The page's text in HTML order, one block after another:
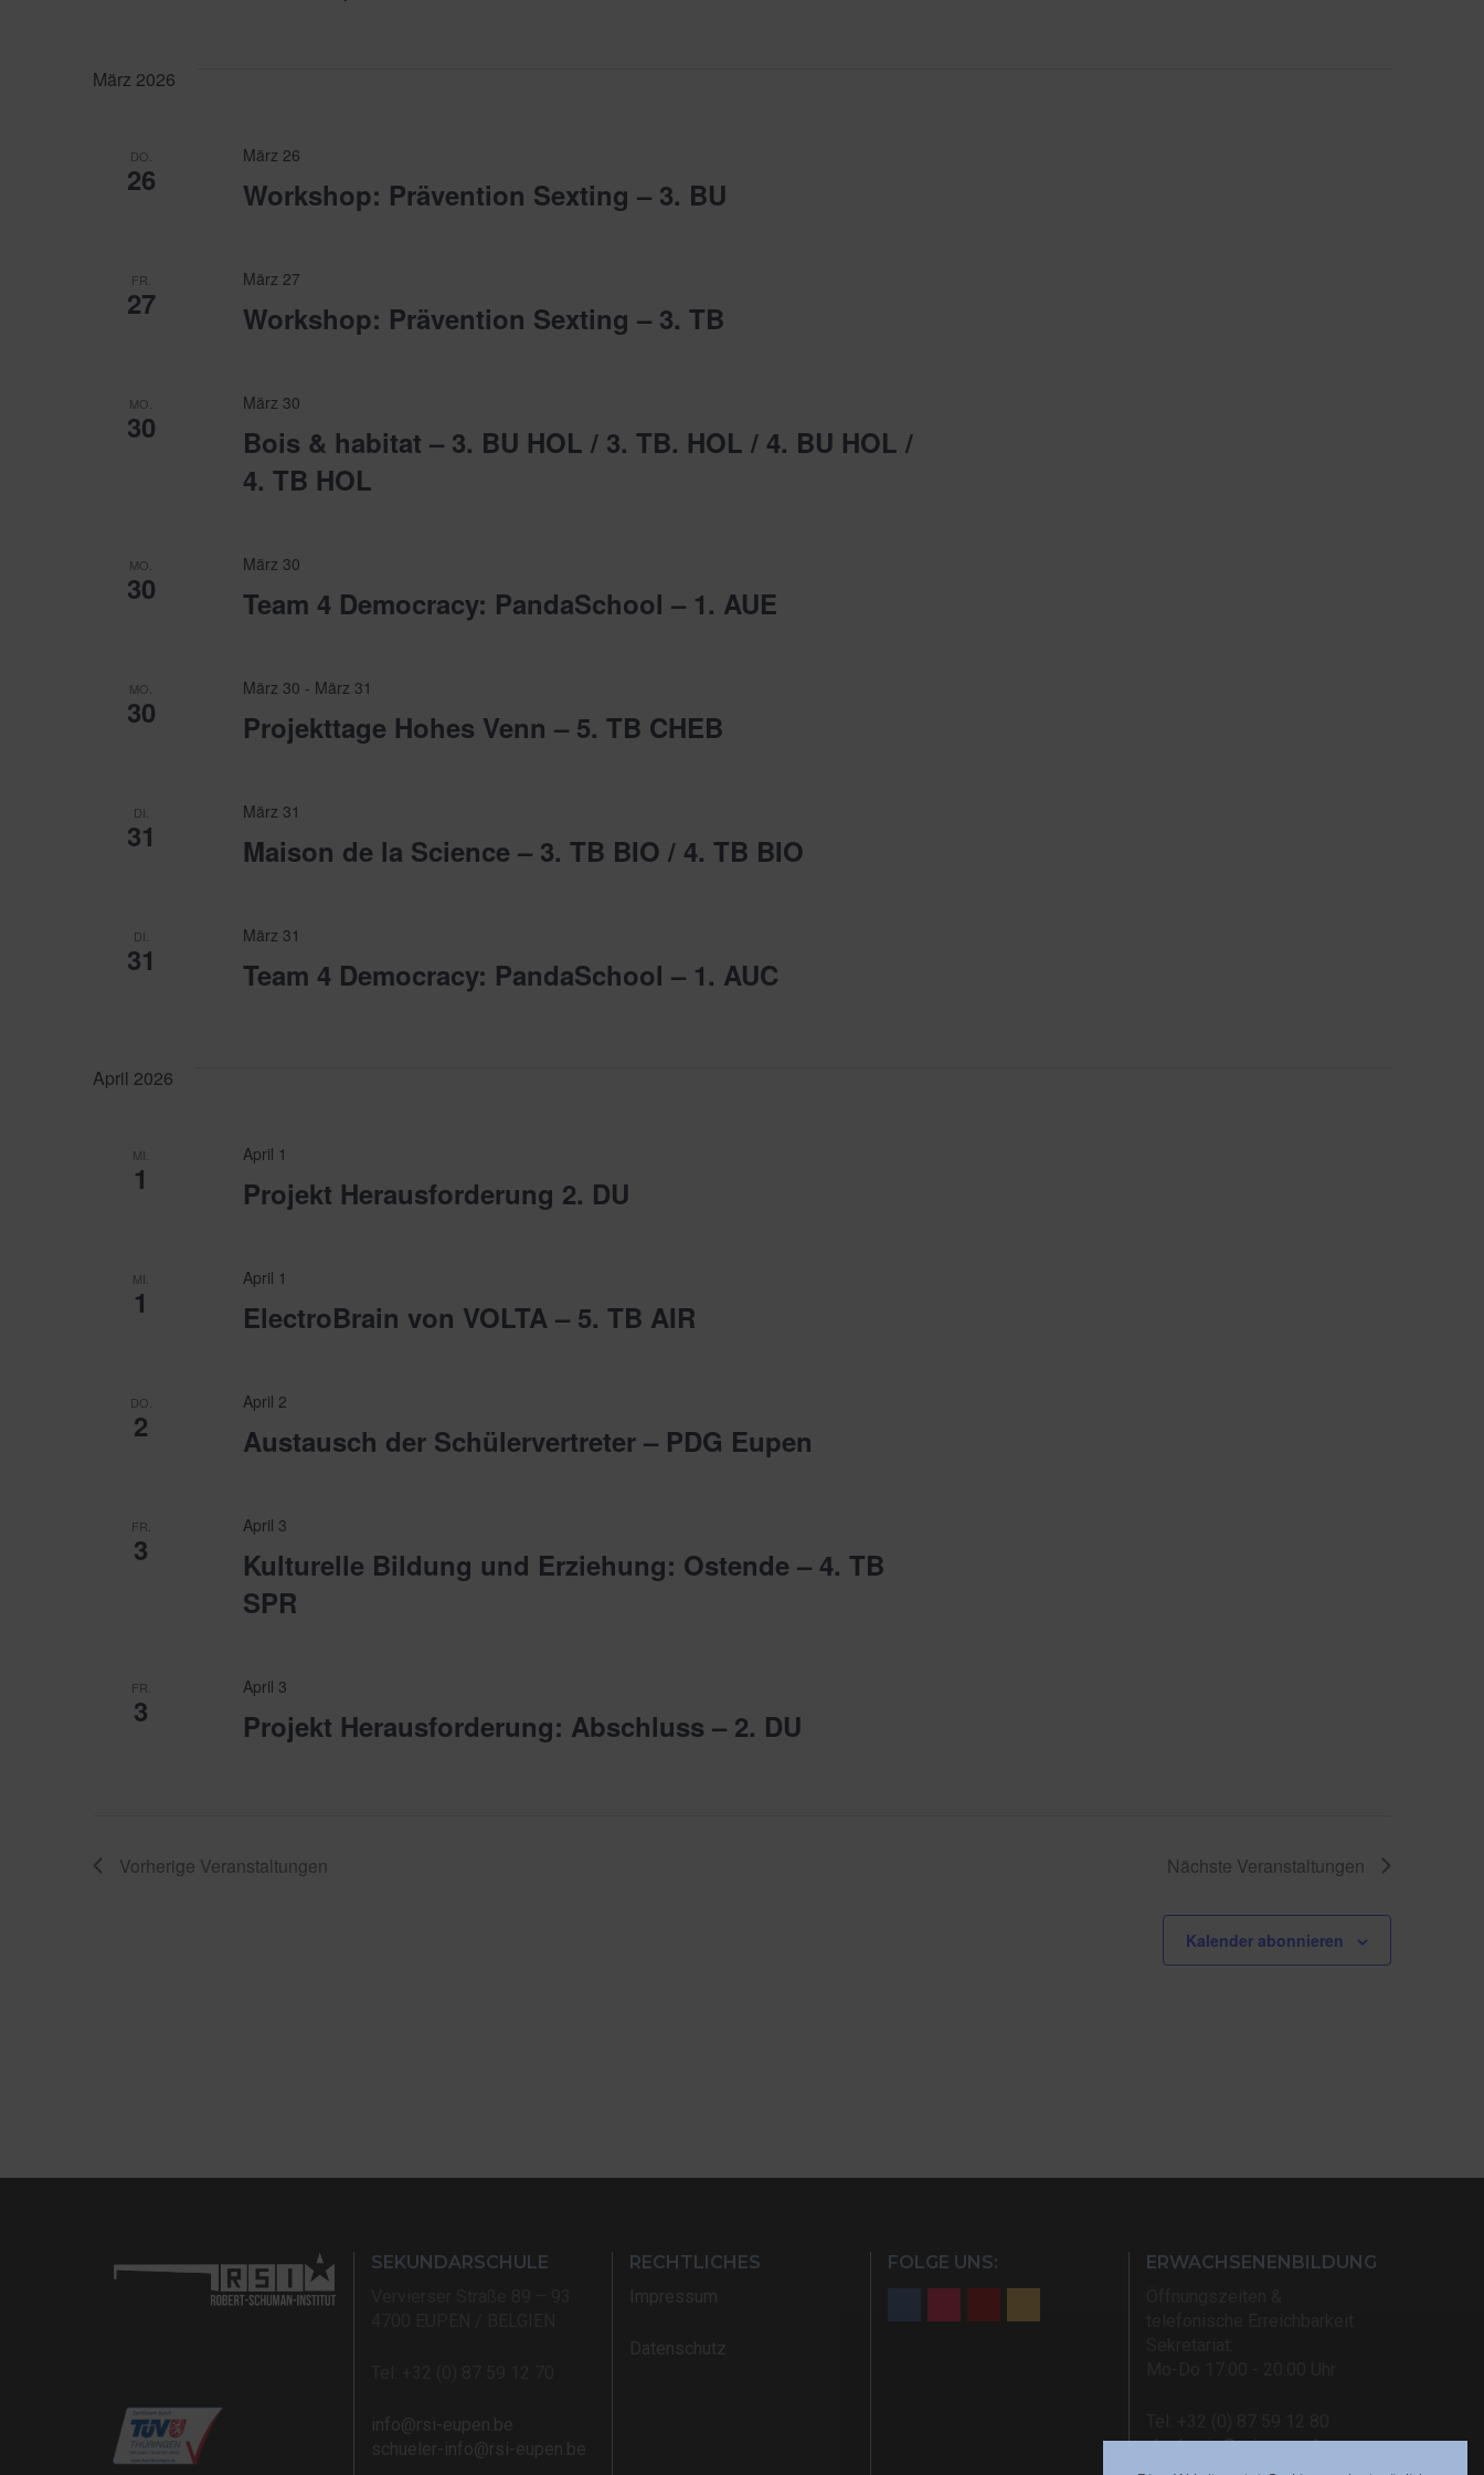
Ansichten,
März 2026
DO.
26 Workshop: Prävention Sexting – 3. BU
März 26
FR.
27 Workshop: Prävention Sexting – 3. TB
März 27
MO.
30
Bois & habitat – 3. BU HOL / 3. TB. HOL / 4. BU HOL /
4. TB HOL
März 30
MO.
30 Team 4 Democracy: PandaSchool – 1. AUE
März 30
MO.
30 Projekttage Hohes Venn – 5. TB CHEB
März 30 - März 31
DI.
31 Maison de la Science – 3. TB BIO / 4. TB BIO
März 31
DI.
31 Team 4 Democracy: PandaSchool – 1. AUC
März 31
April 2026
MI.
1 Projekt Herausforderung 2. DU
April 1
MI.
1 ElectroBrain von VOLTA – 5. TB AIR
April 1
DO.
2 Austausch der Schülervertreter – PDG Eupen
April 2
FR.
3
Kulturelle Bildung und Erziehung: Ostende – 4. TB
SPR
April 3
FR.
3 Projekt Herausforderung: Abschluss – 2. DU
April 3
Vorherige Veranstaltungen Nächste Veranstaltungen
Kalender abonnieren
SEKUNDARSCHULE
RECHTLICHES
FOLGE UNS:
ERWACHSENENBILDUNG
akademie@rsi-eupen.be